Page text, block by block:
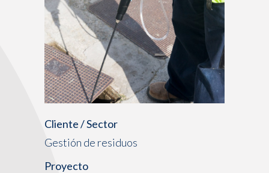
Cliente / Sector
Gestión de residuos
Proyecto